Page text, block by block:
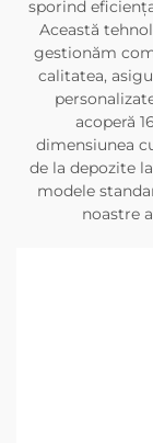
sporind
Această
gestionăm
calitatea,
acoperă
dimensiunea
de la depozite
modele
noastre